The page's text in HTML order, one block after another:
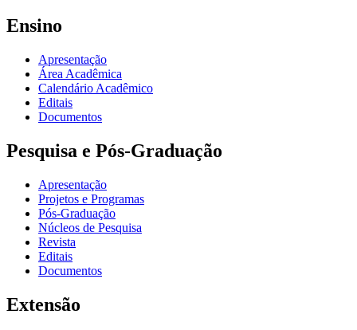
Ensino
Apresentação
Área Acadêmica
Calendário Acadêmico
Editais
Documentos
Pesquisa e Pós-Graduação
Apresentação
Projetos e Programas
Pós-Graduação
Núcleos de Pesquisa
Revista
Editais
Documentos
Extensão